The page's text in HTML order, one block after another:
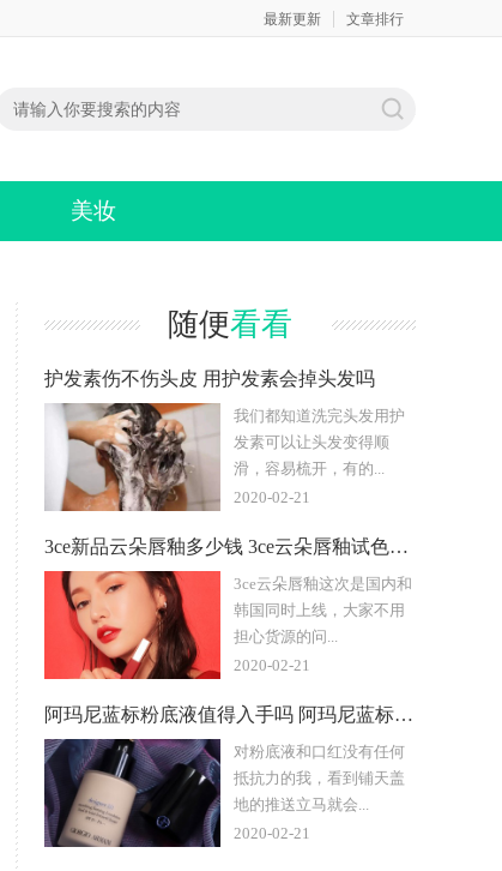
最新更新 文章排行
美妆
随便看看
护发素伤不伤头皮 用护发素会掉头发吗
我们都知道洗完头发用护
发素可以让头发变得顺
滑，容易梳开，有的...
2020-02-21
3ce新品云朵唇釉多少钱 3ce云朵唇釉试色及热门色号
3ce云朵唇釉这次是国内和
韩国同时上线，大家不用
担心货源的问...
2020-02-21
阿玛尼蓝标粉底液值得入手吗 阿玛尼蓝标粉底液色号选择攻略
对粉底液和口红没有任何
抵抗力的我，看到铺天盖
地的推送立马就会...
2020-02-21